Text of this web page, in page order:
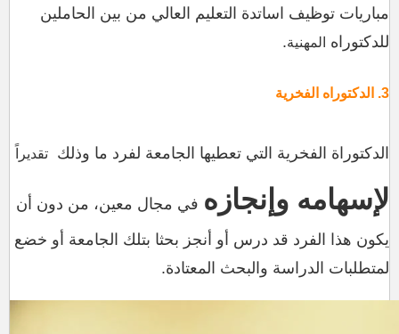
مباريات توظيف اساتدة التعليم العالي من بين الحاملين
للدكتوراه
المهنية.
3
. الدكتوراه الفخرية
الدكتوراة الفخرية التي تعطيها الجامعة لفرد ما وذلك تقديراً
لإسهامه وإنجازه في مجال معين، من دون أن
يكون هذا الفرد قد درس أو أنجز بحثا بتلك الجامعة أو خضع
لمتطلبات الدراسة والبحث المعتادة.